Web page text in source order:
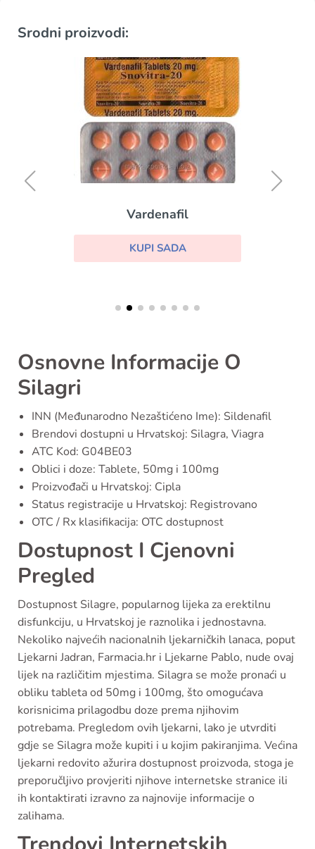
Srodni proizvodi:
Vardenafil
KUPI SADA
Osnovne Informacije O
Silagri
INN (Međunarodno Nezaštićeno Ime): Sildenafil
Brendovi dostupni u Hrvatskoj: Silagra, Viagra
ATC Kod: G04BE03
Oblici i doze: Tablete, 50mg i 100mg
Proizvođači u Hrvatskoj: Cipla
Status registracije u Hrvatskoj: Registrovano
OTC / Rx klasifikacija: OTC dostupnost
Dostupnost I Cjenovni
Pregled
Dostupnost Silagre, popularnog lijeka za erektilnu
disfunkciju, u Hrvatskoj je raznolika i jednostavna.
Nekoliko najvećih nacionalnih ljekarničkih lanaca, poput
Ljekarni Jadran, Farmacia.hr i Ljekarne Pablo, nude ovaj
lijek na različitim mjestima. Silagra se može pronaći u
obliku tableta od 50mg i 100mg, što omogućava
korisnicima prilagodbu doze prema njihovim
potrebama. Pregledom ovih ljekarni, lako je utvrditi
gdje se Silagra može kupiti i u kojim pakiranjima. Većina
ljekarni redovito ažurira dostupnost proizvoda, stoga je
preporučljivo provjeriti njihove internetske stranice ili
ih kontaktirati izravno za najnovije informacije o
zalihama.